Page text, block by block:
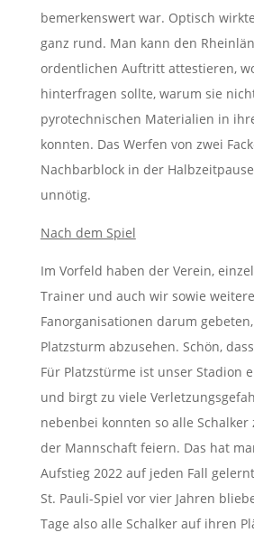
bemerkenswert war. Optisch
ganz rund. Man kann den
ordentlichen Auftritt attestieren,
hinterfragen sollte, warum sie
pyrotechnischen Materialien in
konnten. Das Werfen von zwei
Nachbarblock in der
unnötig.
Nach dem Spiel
Im Vorfeld haben der Verein,
Trainer und auch wir sowie weitere
Fanorganisationen darum
Platzsturm abzusehen. Schön,
Für Platzstürme ist unser Stadion
und birgt zu viele
nebenbei konnten so alle
der Mannschaft feiern. Das hat
Aufstieg 2022 auf jeden Fall
St. Pauli-Spiel vor vier Jahren
Tage also alle Schalker auf ihren